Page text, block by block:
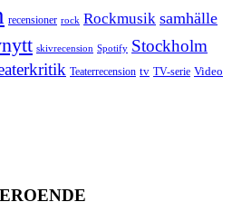
recensioner rock Rockmusik samhälle
skivrecension Spotify Stockholm
Teaterrecension tv TV-serie Video